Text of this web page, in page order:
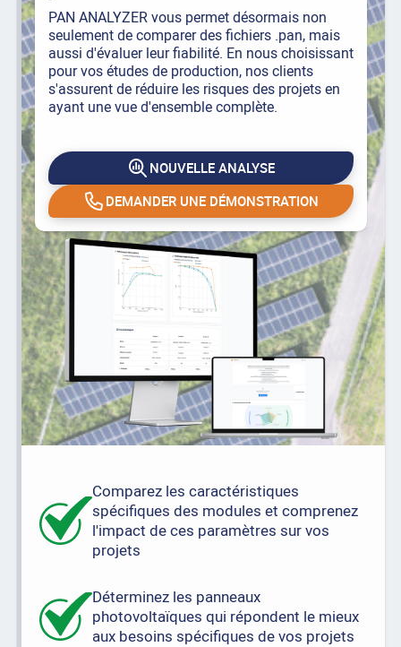
PAN ANALYZER vous permet désormais non
seulement de comparer des fichiers .pan, mais
aussi d'évaluer leur fiabilité. En nous choisissant
pour vos études de production, nos clients
s'assurent de réduire les risques des projets en
ayant une vue d'ensemble complète.
NOUVELLE ANALYSE
DEMANDER UNE DÉMONSTRATION
Comparez les caractéristiques
spécifiques des modules et comprenez
l'impact de ces paramètres sur vos
projets
Déterminez les panneaux
photovoltaïques qui répondent le mieux
aux besoins spécifiques de vos projets